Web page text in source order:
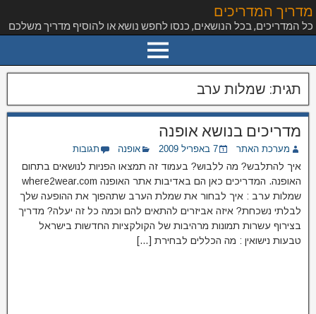
מדריך המדריכים
כל המדריכים, בכל הנושאים, כנסו לחפש נושא או להוסיף מדריך משלכם
תגית: שמלות ערב
מדריכים בנושא אופנה
מערכת האתר 7 באפריל 2009 אופנה תגובות
איך להתלבש? מה ללבוש? בעמוד זה תמצאו הפניות לנושאים בתחום
האופנה. המדריכים כאן הם באדיבות אתר האופנה where2wear.com
שמלות ערב : איך לבחור את שמלת הערב שתהפוך את ההופעה שלך
לבלתי נשכחת? איזה אביזרים להתאים להם וכמה כל זה יעלה? מדריך
בצירוף עשרות תמונות מרהיבות של הקולקציות החדשות בישראל
טבעות נישואין : מה הכללים לבחירת […]